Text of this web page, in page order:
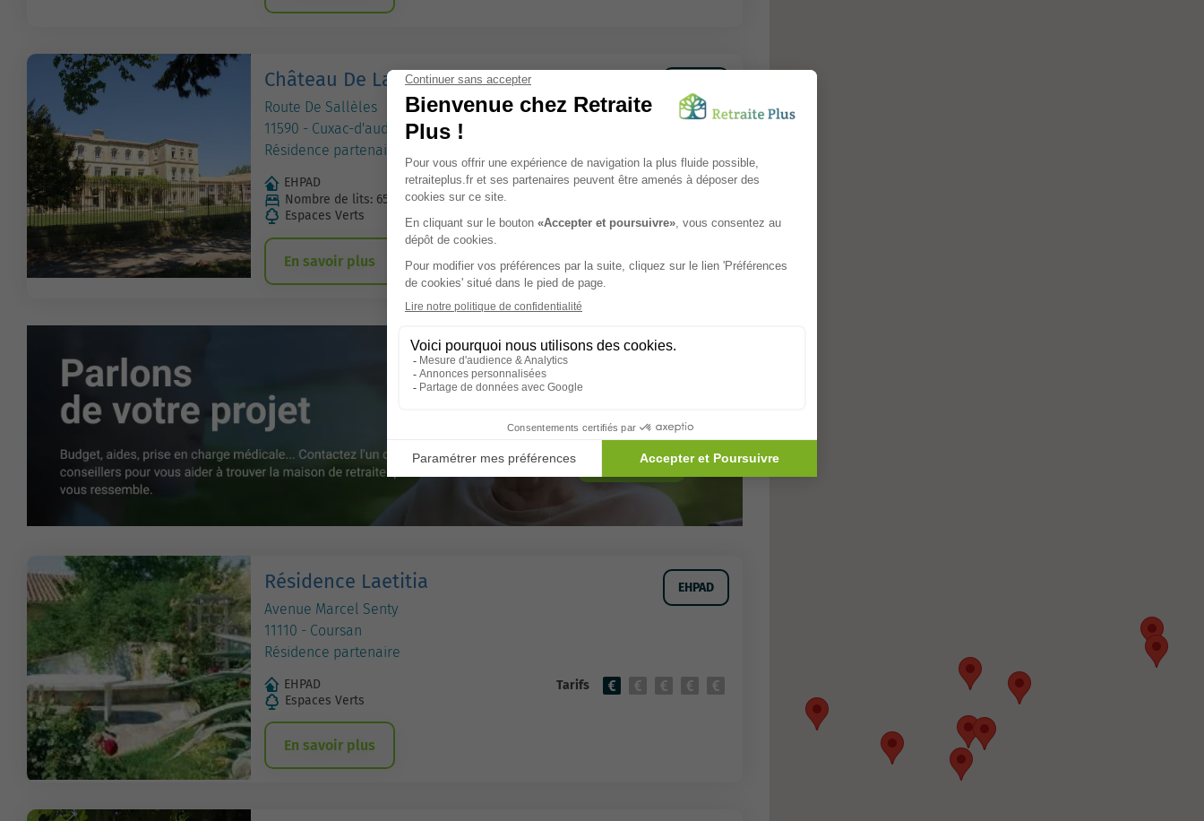
Château De La Bourgade
Route De Sallèles
11590 - Cuxac-d'aude
Résidence partenaire
EHPAD
Nombre de lits: 65
Espaces Verts
Tarifs
En savoir plus
Allons-y
Résidence Laetitia
Avenue Marcel Senty
11110 - Coursan
Résidence partenaire
EHPAD
EHPAD
Espaces Verts
Tarifs
En savoir plus